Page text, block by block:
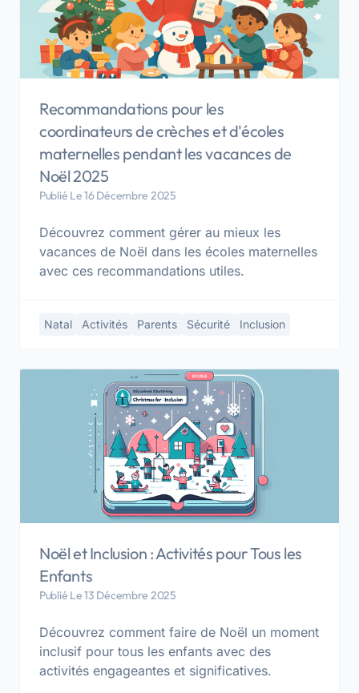
Recommandations pour les
coordinateurs de crèches et d'écoles
maternelles pendant les vacances de
Noël 2025
Publié Le 16 Décembre 2025
Découvrez comment gérer au mieux les
vacances de Noël dans les écoles maternelles
avec ces recommandations utiles.
Natal Activités Parents Sécurité Inclusion
Noël et Inclusion : Activités pour Tous les
Enfants
Publié Le 13 Décembre 2025
Découvrez comment faire de Noël un moment
inclusif pour tous les enfants avec des
activités engageantes et significatives.